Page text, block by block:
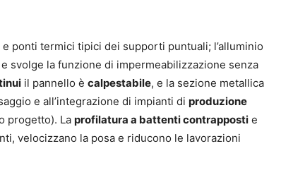
ponti termici tipici dei supporti puntuali; l’alluminio
svolge la funzione di impermeabilizzazione senza
il pannello è calpestabile, e la sezione metallica
e all’integrazione di impianti di produzione
progetto). La profilatura a battenti contrapposti e
velocizzano la posa e riducono le lavorazioni